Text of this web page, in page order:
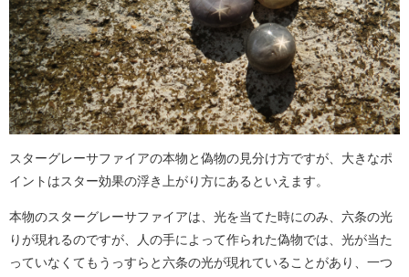
スターグレーサファイアの本物と偽物の見分け方ですが、大きなポ
イントはスター効果の浮き上がり方にあるといえます。
本物のスターグレーサファイアは、光を当てた時にのみ、六条の光
りが現れるのですが、人の手によって作られた偽物では、光が当た
っていなくてもうっすらと六条の光が現れていることがあり、一つ